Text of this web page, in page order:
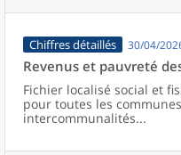
Chiffres détaillés 30/04/
Revenus et pauvreté
Fichier localisé social et
pour toutes les
intercommunalités...